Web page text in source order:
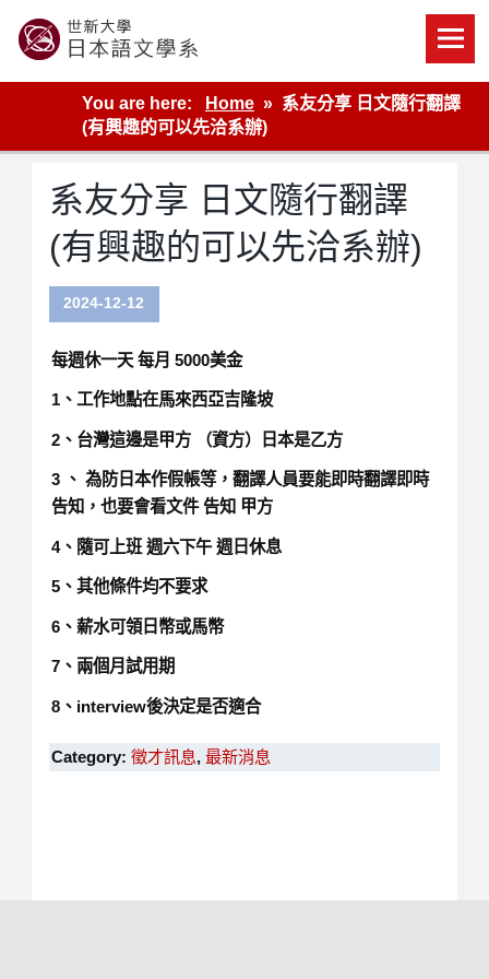
content
世新大學教學單位的網站
You are here:
Home
系友分享 日文隨行翻譯
(有興趣的可以先洽系辦)
系友分享 日文隨行翻譯
(有興趣的可以先洽系辦)
2024-12-12
每週休一天 每月 5000美金
1、工作地點在馬來西亞吉隆坡
2、台灣這邊是甲方 （資方）日本是乙方
3 、 為防日本作假帳等，翻譯人員要能即時翻譯即時
告知，也要會看文件 告知 甲方
4、隨可上班 週六下午 週日休息
5、其他條件均不要求
6、薪水可領日幣或馬幣
7、兩個月試用期
8、interview後決定是否適合
Category: 徵才訊息, 最新消息